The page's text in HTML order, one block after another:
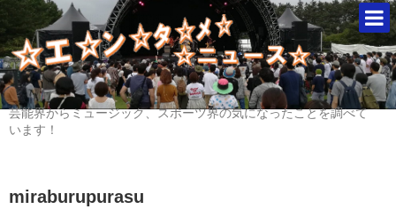
芸能界からミュージック、スポーツ界の気になったことを調べて
います！
miraburupurasu